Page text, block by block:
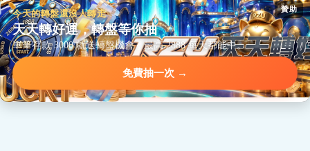
贊助
今天的轉盤還沒人轉走
天天轉好運，轉盤等你抽
單筆存款 3000 就送轉盤機會，最高 2888 每天都能中。
免費抽一次 →